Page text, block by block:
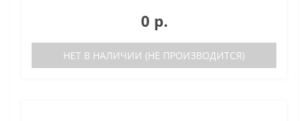
0 р.
НЕТ В НАЛИЧИИ (НЕ ПРОИЗВОДИТСЯ)